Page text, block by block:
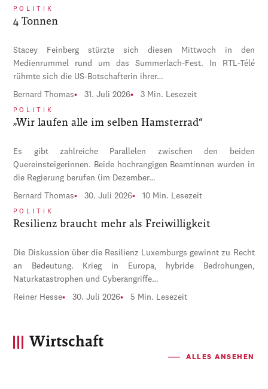
POLITIK
4 Tonnen
Stacey Feinberg stürzte sich diesen Mittwoch in den
Medienrummel rund um das Summerlach-Fest. In RTL-Télé
rühmte sich die US-Botschafterin ihrer…
Bernard Thomas 31. Juli 2026 3 Min. Lesezeit
POLITIK
„Wir laufen alle im selben Hamsterrad“
Es gibt zahlreiche Parallelen zwischen den beiden
Quereinsteigerinnen. Beide hochrangigen Beamtinnen wurden in
die Regierung berufen (im Dezember…
Bernard Thomas 30. Juli 2026 10 Min. Lesezeit
POLITIK
Resilienz braucht mehr als Freiwilligkeit
Die Diskussion über die Resilienz Luxemburgs gewinnt zu Recht
an Bedeutung. Krieg in Europa, hybride Bedrohungen,
Naturkatastrophen und Cyberangriffe…
Reiner Hesse 30. Juli 2026 5 Min. Lesezeit
Wirtschaft
ALLES ANSEHEN